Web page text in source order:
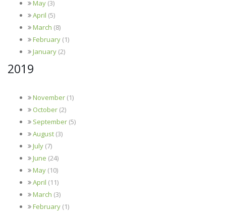
May (3)
April (5)
March (8)
February (1)
January (2)
2019
November (1)
October (2)
September (5)
August (3)
July (7)
June (24)
May (10)
April (11)
March (3)
February (1)